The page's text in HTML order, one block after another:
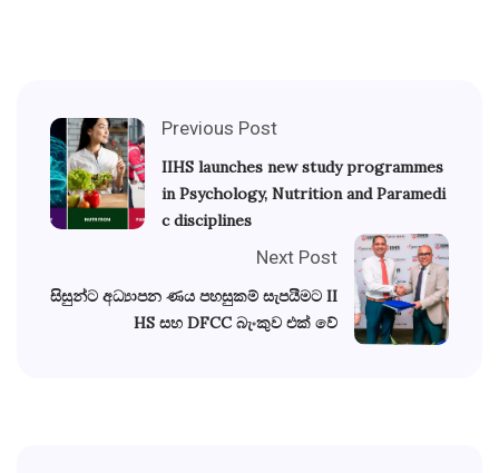
Previous Post
IIHS launches new study programmes
in Psychology, Nutrition and Paramedi
c disciplines
Next Post
සිසුන්ට අධ්‍යාපන ණය පහසුකම් සැපයීමට II
HS සහ DFCC බැංකුව එක් වේ